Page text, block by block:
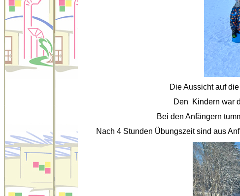
Die Aussicht auf
Den Kindern war
Bei den Anfängern
Nach 4 Stunden Übungszeit sind aus